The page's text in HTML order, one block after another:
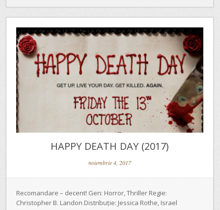
HAPPY DEATH DAY (2017)
noiembrie 4, 2017
Recomandare – decent! Gen: Horror, Thriller Regie:
Christopher B. Landon Distribuție: Jessica Rothe, Israel